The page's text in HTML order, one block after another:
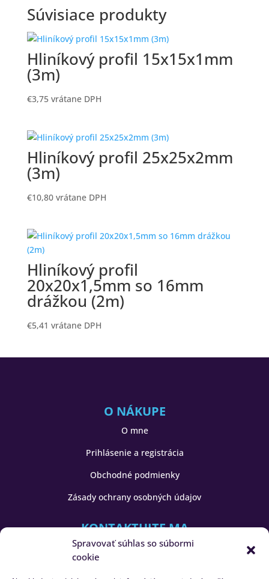
Spravovať súhlas so súbormi
cookie
Súvisiace produkty
Hliníkový profil 15x15x1mm
(3m)
€3,75 vrátane DPH
Hliníkový profil 25x25x2mm
(3m)
€10,80 vrátane DPH
Hliníkový profil
20x20x1,5mm so 16mm
drážkou (2m)
€5,41 vrátane DPH
O NÁKUPE
O mne
Prihlásenie a registrácia
Obchodné podmienky
Zásady ochrany osobných údajov
KONTAKTUJTE MA
Hliníkové voliéry, s.r.o.